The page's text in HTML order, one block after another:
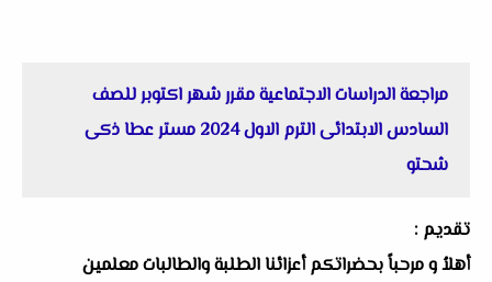
مراجعة الدراسات الاجتماعية مقرر شهر اكتوبر للصف
السادس الابتدائى الترم الاول 2024 مستر عطا ذكى
شحتو
تقديم :
أهلاُ و مرحباً بحضراتكم أعزائنا الطلبة والطالبات معلمين